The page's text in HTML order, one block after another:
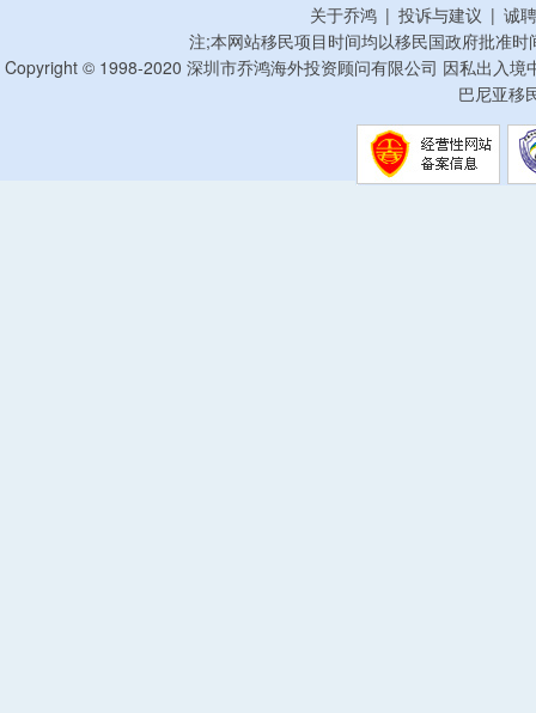
关于乔鸿 | 投诉与建议 | 诚
注;本网站移民项目时间均以移民国政府批准
Copyright © 1998-2020 深圳市乔鸿海外投资顾问有限公司 因私出入
巴尼亚移